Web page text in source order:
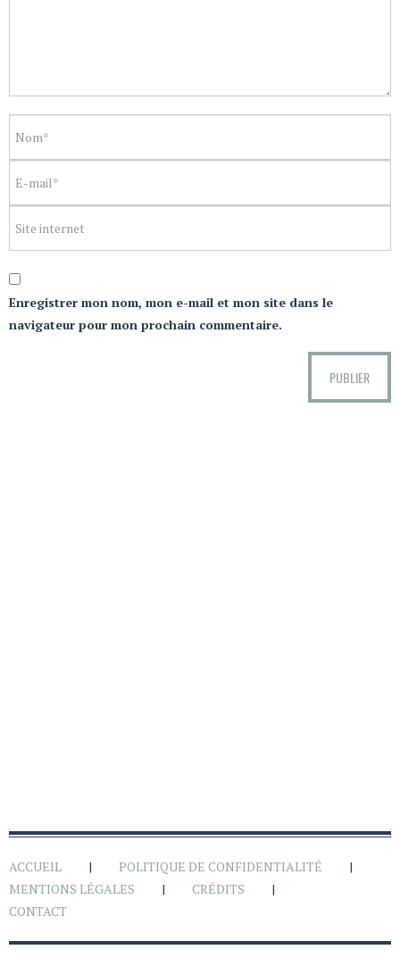
Enregistrer mon nom, mon e-mail et mon site dans le
navigateur pour mon prochain commentaire.
ACCUEIL
POLITIQUE DE CONFIDENTIALITÉ
MENTIONS LÉGALES
CRÉDITS
CONTACT